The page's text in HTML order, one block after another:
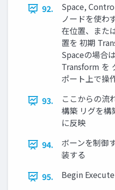
92.
Space,
ノードを使わ
在位置、また
置を 初期
Spaceの場合
Transform を
ポート上で操
93.
ここからの流
構築 リグを構
に反映
94.
ボーンを制御
装する
95.
Begin